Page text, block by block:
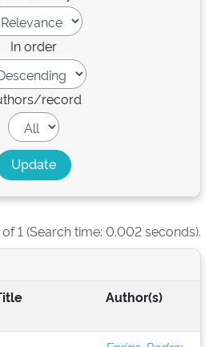
In order
record
of 1 (Search time: 0.002 seconds).
Author(s)